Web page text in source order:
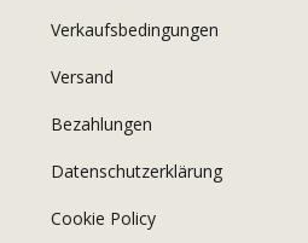
Verkaufsbedingungen
Versand
Bezahlungen
Datenschutzerklärung
Cookie Policy